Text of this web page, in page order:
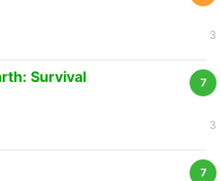
3
7
Survival
3
7